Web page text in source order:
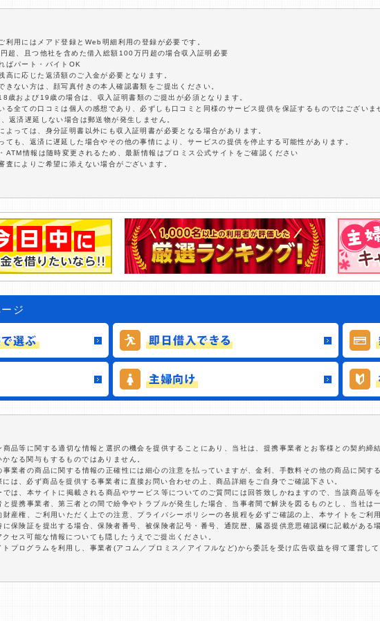
利用にはメアド登録とWeb明細利用の登録が必要です。
超、且つ他社を含めた借入総額100万円超の場合収入証明必要
ばパート・バイトOK
高に応じた返済額のご入金が必要となります。
きない方は、顔写真付きの本人確認書類をご提出ください。
歳および19歳の場合は、収入証明書類のご提出が必須となります。
る全ての口コミは個人の感想であり、必ずしも口コミと同様のサービス提供を保証するものではございま
返済遅延しない場合は郵送物が発生しません。
よっては、身分証明書以外にも収入証明書が必要となる場合があります。
ても、返済に遅延した場合やその他の事情により、サービスの提供を停止する可能性があります。
ATM情報は随時変更されるため、最新情報はプロミス公式サイトをご確認ください
によりご希望に添えない場合がございます。
ジ
品等に関する適切な情報と選択の機会を提供することにあり、当社は、提携事業者とお客様との契約締
なる関与もするものではありません。
業者の商品に関する情報の正確性には細心の注意を払っていますが、金利、手数料その他の商品に関す
は、必ず商品を提供する事業者に直接お問い合わせの上、商品詳細をご自身でご確認下さい。
は、本サイトに掲載される商品やサービス等についてのご質問には回答致しかねますので、当該商品等
提携事業者、第三者との間で紛争やトラブルが発生した場合、当事者間で解決を図るものとし、当社は
産権、ご利用いただく上での注意、プライバシーポリシーの各規程を必ずご確認の上、本サイトをご利
保険証を提出する場合、保険者番号、被保険者記号・番号、通院歴、臓器提供意思確認欄に記載がある
セス可能な情報についても隠したうえでご提出ください。
プログラムを利用し、事業者(アコム／プロミス／アイフルなど)から委託を受け広告収益を得て運営し